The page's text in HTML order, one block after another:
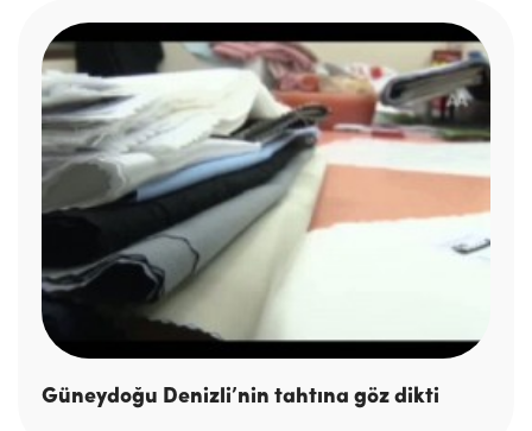
Güneydoğu Denizli’nin tahtına göz dikti